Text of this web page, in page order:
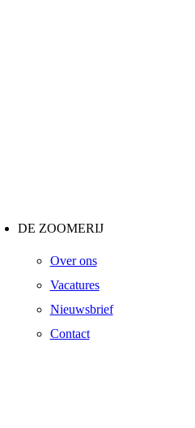
DE ZOOMERIJ
Over ons
Vacatures
Nieuwsbrief
Contact